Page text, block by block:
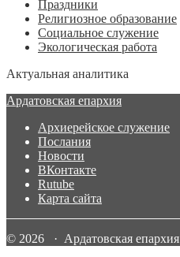
Праздники
Религиозное образование
Социальное служение
Экологическая работа
Актуальная аналитика
Ардатовская епархия
Архиерейское служение
Послания
Новости
ВКонтакте
Rutube
Карта сайта
© 2026 · Ардатовская епархия